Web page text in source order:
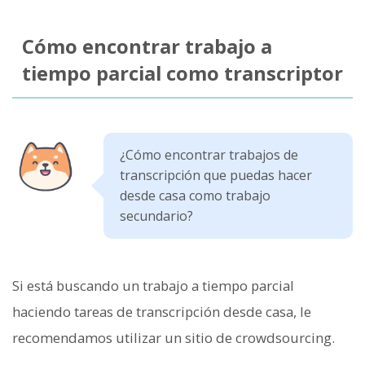
Cómo encontrar trabajo a
tiempo parcial como transcriptor
¿Cómo encontrar trabajos de
transcripción que puedas hacer
desde casa como trabajo
secundario?
Si está buscando un trabajo a tiempo parcial
haciendo tareas de transcripción desde casa, le
recomendamos utilizar un sitio de crowdsourcing.